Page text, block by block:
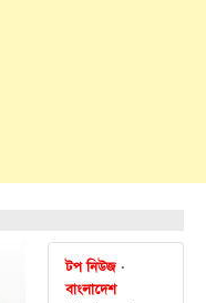
টপ নিউজ
বাংলাদেশ